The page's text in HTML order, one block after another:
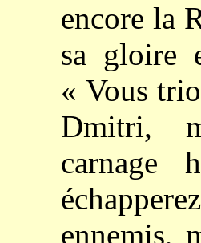
encore la
sa gloire
« Vous
Dmitri,
carnage
ennemis,